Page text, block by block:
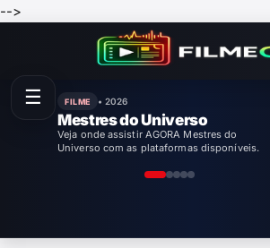
-->
FILME • 2026
Mestres do Universo
Veja onde assistir AGORA Mestres do
Universo com as plataformas disponíveis.
☰